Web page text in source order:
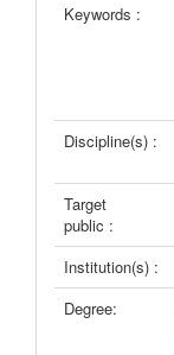
Keywords :
Discipline(s) :
Target
public :
Institution(s) :
Degree: